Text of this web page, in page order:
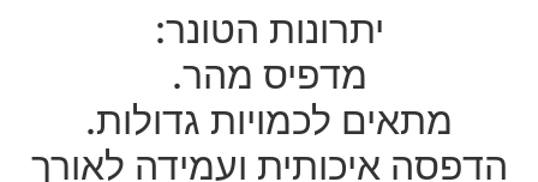
יתרונות הטונר:
מדפיס מהר.
מתאים לכמויות גדולות.
הדפסה איכותית ועמידה לאורך